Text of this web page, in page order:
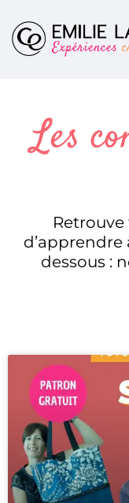
Les
d’apprendre
dessous :